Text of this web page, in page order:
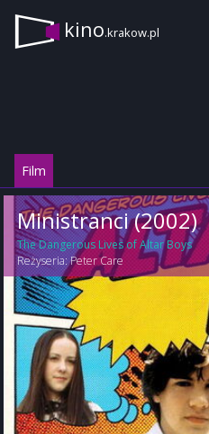
kino.krakow.pl
Film
Ministranci (2002)
The Dangerous Lives of Altar Boys
Reżyseria:Peter Care